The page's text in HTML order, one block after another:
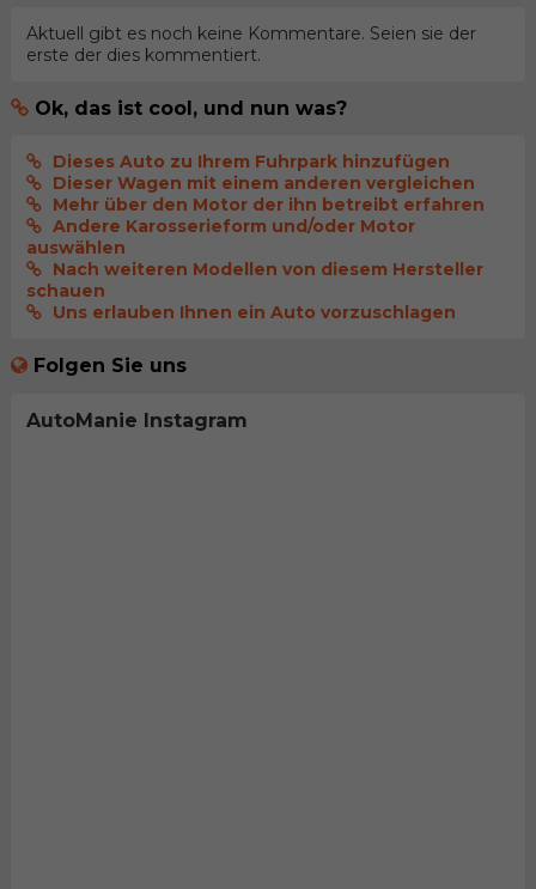
Aktuell gibt es noch keine Kommentare. Seien sie der
erste der dies kommentiert.
Ok, das ist cool, und nun was?
Dieses Auto zu Ihrem Fuhrpark hinzufügen
Dieser Wagen mit einem anderen vergleichen
Mehr über den Motor der ihn betreibt erfahren
Andere Karosserieform und/oder Motor
auswählen
Nach weiteren Modellen von diesem Hersteller
schauen
Uns erlauben Ihnen ein Auto vorzuschlagen
Folgen Sie uns
AutoManie Instagram